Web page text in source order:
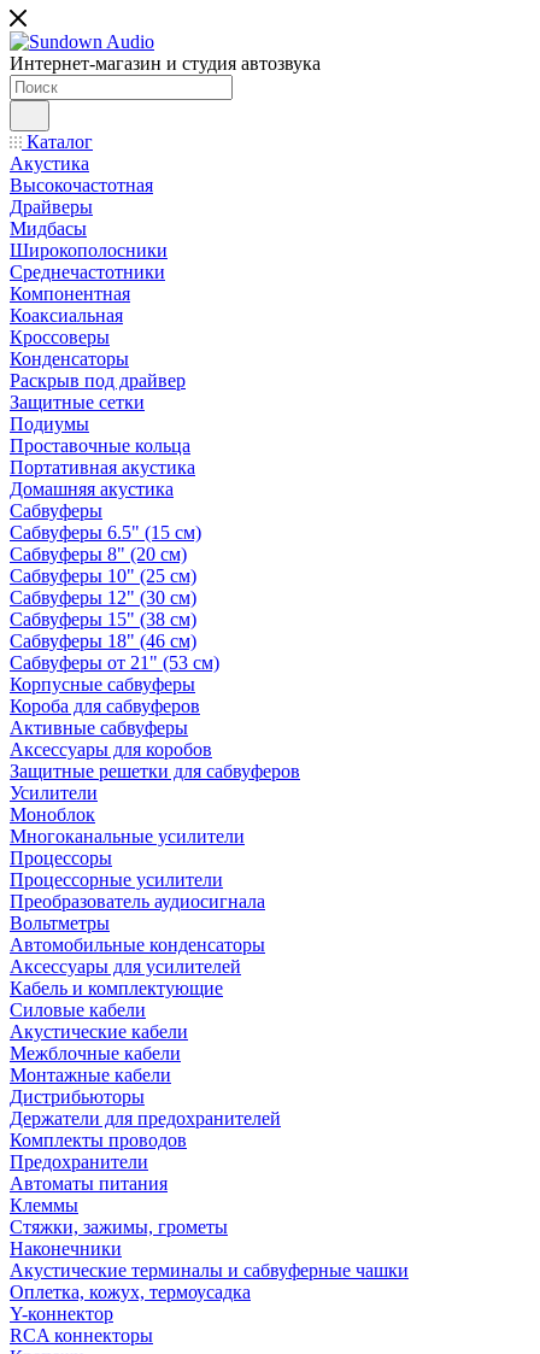
Интернет-магазин и студия автозвука
Каталог
Акустика
Высокочастотная
Драйверы
Мидбасы
Широкополосники
Среднечастотники
Компонентная
Коаксиальная
Кроссоверы
Конденсаторы
Раскрыв под драйвер
Защитные сетки
Подиумы
Проставочные кольца
Портативная акустика
Домашняя акустика
Сабвуферы
Сабвуферы 6.5" (15 см)
Сабвуферы 8" (20 см)
Сабвуферы 10" (25 см)
Сабвуферы 12" (30 см)
Сабвуферы 15" (38 см)
Сабвуферы 18" (46 см)
Сабвуферы от 21" (53 см)
Корпусные сабвуферы
Короба для сабвуферов
Активные сабвуферы
Аксессуары для коробов
Защитные решетки для сабвуферов
Усилители
Моноблок
Многоканальные усилители
Процессоры
Процессорные усилители
Преобразователь аудиосигнала
Вольтметры
Автомобильные конденсаторы
Аксессуары для усилителей
Кабель и комплектующие
Силовые кабели
Акустические кабели
Межблочные кабели
Монтажные кабели
Дистрибьюторы
Держатели для предохранителей
Комплекты проводов
Предохранители
Автоматы питания
Клеммы
Стяжки, зажимы, грометы
Наконечники
Акустические терминалы и сабвуферные чашки
Оплетка, кожух, термоусадка
Y-коннектор
RCA коннекторы